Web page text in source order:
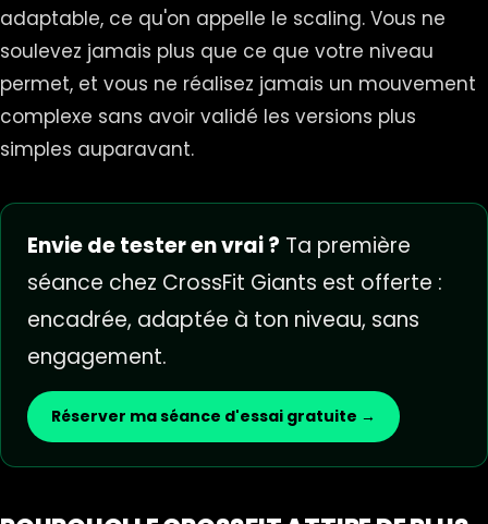
adaptable, ce qu'on appelle le scaling. Vous ne
soulevez jamais plus que ce que votre niveau
permet, et vous ne réalisez jamais un mouvement
complexe sans avoir validé les versions plus
simples auparavant.
Envie de tester en vrai ? Ta première
séance chez CrossFit Giants est offerte :
encadrée, adaptée à ton niveau, sans
engagement.
Réserver ma séance d'essai gratuite →